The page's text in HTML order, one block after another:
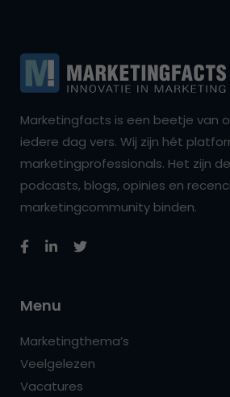
Marketingfacts is een beetje van
iedere dag vers. Wij zijn hét
marketingprofessionals. Het zijn
podcasts, blogs, opinies en
marketingcommunity binden.
Menu
Marketingthema’s
Veelgelezen
Vacatures